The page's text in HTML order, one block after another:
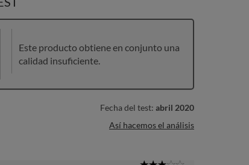
Este producto obtiene en conjunto una
calidad insuficiente.
Fecha del test: abril 2020
Así hacemos el análisis